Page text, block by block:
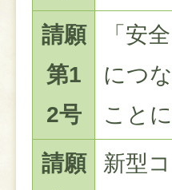
請願
第1
2号
「安
につ
こと
請願
新型